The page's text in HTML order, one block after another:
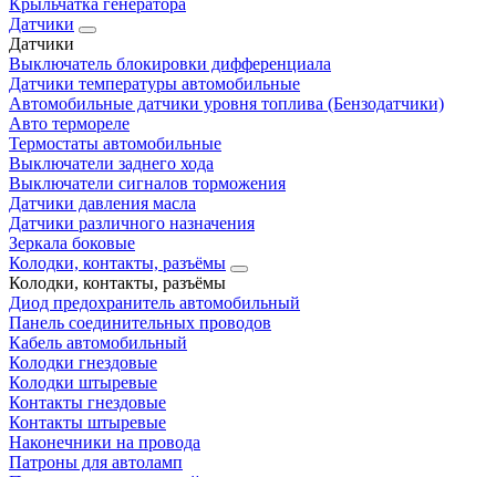
Крыльчатка генератора
Датчики
Датчики
Выключатель блокировки дифференциала
Датчики температуры автомобильные
Автомобильные датчики уровня топлива (Бензодатчики)
Авто термореле
Термостаты автомобильные
Выключатели заднего хода
Выключатели сигналов торможения
Датчики давления масла
Датчики различного назначения
Зеркала боковые
Колодки, контакты, разъёмы
Колодки, контакты, разъёмы
Диод предохранитель автомобильный
Панель соединительных проводов
Кабель автомобильный
Колодки гнездовые
Колодки штыревые
Контакты гнездовые
Контакты штыревые
Наконечники на провода
Патроны для автоламп